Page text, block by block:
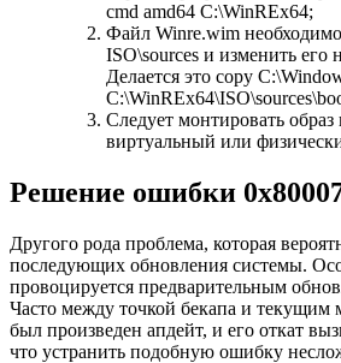
cmd amd64 C:\WinREx64;
Файл Winre.wim
ISO\sources и изменить его
Делается это copy
Следует монтировать
виртуальный или
Решение ошибки
Другого рода проблема, которая
последующих обновления системы.
провоцируется предварительным
Часто между точкой бекапа и текущим
был произведен апдейт, и его откат
что устранить подобную ошибку